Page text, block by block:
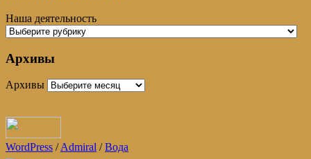
Наша деятельность
Архивы
Архивы
WordPress /Admiral /Вода